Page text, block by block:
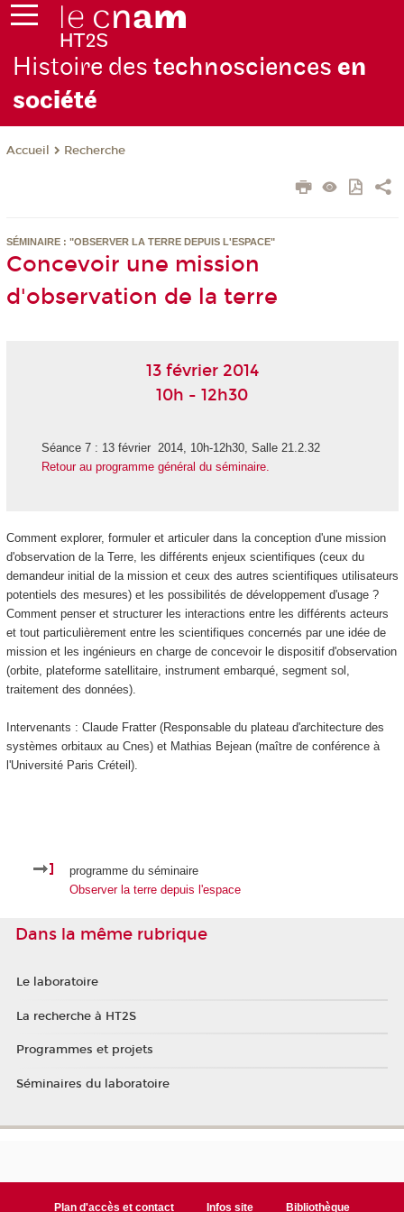
Histoire des technosciences en
société
Accueil Recherche
SÉMINAIRE : "OBSERVER LA TERRE DEPUIS L'ESPACE"
Concevoir une mission
d'observation de la terre
13 février 2014
10h - 12h30
Séance 7 : 13 février 2014, 10h-12h30, Salle 21.2.32
Retour au programme général du séminaire.
Comment explorer, formuler et articuler dans la conception d'une mission
d'observation de la Terre, les différents enjeux scientifiques (ceux du
demandeur initial de la mission et ceux des autres scientifiques utilisateurs
potentiels des mesures) et les possibilités de développement d'usage ?
Comment penser et structurer les interactions entre les différents acteurs
et tout particulièrement entre les scientifiques concernés par une idée de
mission et les ingénieurs en charge de concevoir le dispositif d'observation
(orbite, plateforme satellitaire, instrument embarqué, segment sol,
traitement des données).
Intervenants : Claude Fratter (Responsable du plateau d'architecture des
systèmes orbitaux au Cnes) et Mathias Bejean (maître de conférence à
l'Université Paris Créteil).
programme du séminaire
Observer la terre depuis l'espace
Dans la même rubrique
Le laboratoire
La recherche à HT2S
Programmes et projets
Séminaires du laboratoire
Plan d'accès et contact Infos site Bibliothèque